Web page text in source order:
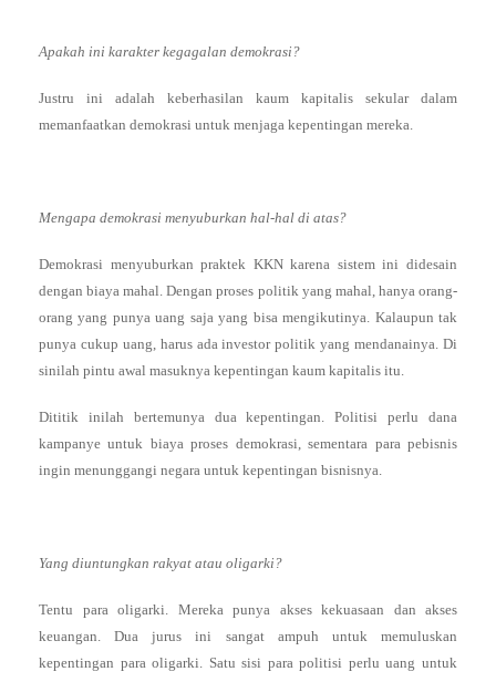
Apakah ini karakter kegagalan demokrasi?
Justru ini adalah keberhasilan kaum kapitalis sekular dalam
memanfaatkan demokrasi untuk menjaga kepentingan mereka.
Mengapa demokrasi menyuburkan hal-hal di atas?
Demokrasi menyuburkan praktek KKN karena sistem ini didesain
dengan biaya mahal. Dengan proses politik yang mahal, hanya orang-
orang yang punya uang saja yang bisa mengikutinya. Kalaupun tak
punya cukup uang, harus ada investor politik yang mendanainya. Di
sinilah pintu awal masuknya kepentingan kaum kapitalis itu.
Dititik inilah bertemunya dua kepentingan. Politisi perlu dana
kampanye untuk biaya proses demokrasi, sementara para pebisnis
ingin menunggangi negara untuk kepentingan bisnisnya.
Yang diuntungkan rakyat atau oligarki?
Tentu para oligarki. Mereka punya akses kekuasaan dan akses
keuangan. Dua jurus ini sangat ampuh untuk memuluskan
kepentingan para oligarki. Satu sisi para politisi perlu uang untuk